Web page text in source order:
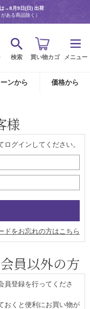
→8月9日(日) 出荷
ある商品除く）
検索 買い物カゴ メニュー
ンから 価格から
様
グインしてください。
ドをお忘れの方はこちら
員以外の方
員登録を行ってくださ
おくと便利にお買い物が